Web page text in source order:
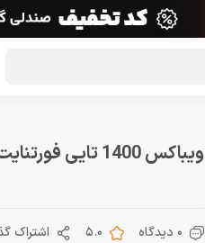
ویباکس 1400 تایی فورتنایت v-bucks Fortnite
0 دیدگاه 5.0 اشتراک